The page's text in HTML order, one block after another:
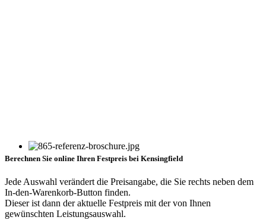
Berechnen Sie online Ihren Festpreis bei Kensingfield
Jede Auswahl verändert die Preisangabe, die Sie rechts neben dem
In-den-Warenkorb-Button finden.
Dieser ist dann der aktuelle Festpreis mit der von Ihnen
gewünschten Leistungsauswahl.